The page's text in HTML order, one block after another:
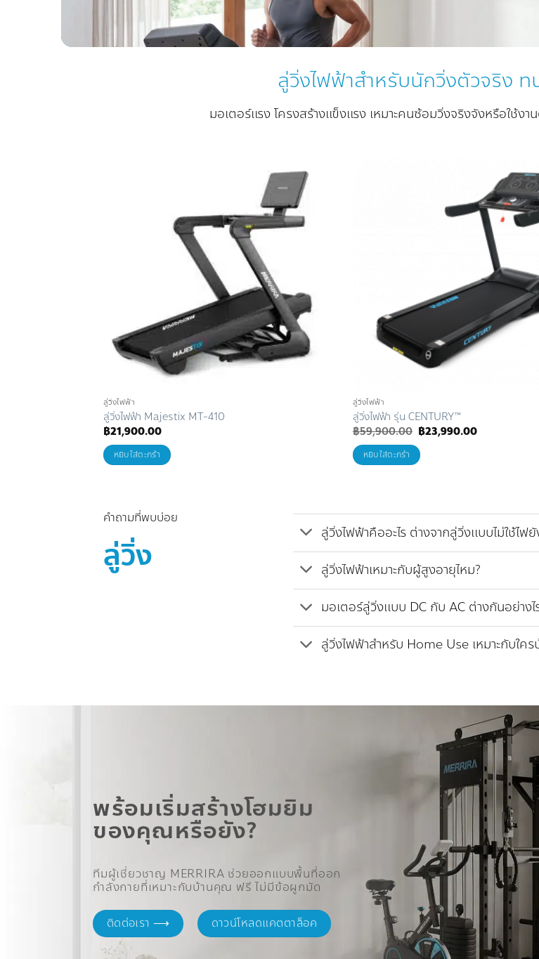
ลู่วิ่งไฟฟ้าสำหรับนักวิ่งตัวจริง ท
มอเตอร์แรง โครงสร้างแข็งแรง เหมาะคนซ้อมวิ่งจริงจังหรือใช้ง
Add to
Wishlist
ลู่วิ่งไฟฟ้า
ลู่วิ่งไฟฟ้า Majestix MT-410
฿21,900.00
หยิบใส่ตะกร้า
ลู่วิ่งไฟฟ้า
ลู่วิ่งไฟฟ้า รุ่น CENTURY™
฿59,900.00 Original
price
was:
฿59,900.00.
฿23,990.00Current
หยิบใส่ตะกร้า
คำถามที่พบบ่อย
ลู่วิ่ง
ลู่วิ่งไฟฟ้าคืออะไร ต่างจากลู่วิ่งแบบไม่ใช้ไฟยั
ลู่วิ่งไฟฟ้าเหมาะกับผู้สูงอายุไหม?
มอเตอร์ลู่วิ่งแบบ DC กับ AC ต่างกันอย่างไ
ลู่วิ่งไฟฟ้าสำหรับ Home Use เหมาะกับใคร
พร้อมเริ่มสร้างโฮมยิม
ของคุณหรือยัง?
ทีมผู้เชี่ยวชาญ MERRIRA ช่วยออกแบบพื้นที่ออก
กำลังกายที่เหมาะกับบ้านคุณ ฟรี ไม่มีข้อผูกมัด
ติดต่อเรา ⟶ ดาวน์โหลดแคตตาล็อค